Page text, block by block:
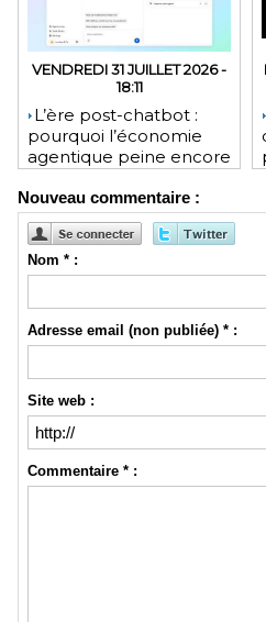
VENDREDI 31 JUILLET 2026 -
18:11
​L’ère post-chatbot :
pourquoi l’économie
agentique peine encore
financières
Nouveau commentaire :
Nom * :
Adresse email (non publiée) * :
Site web :
Commentaire * :